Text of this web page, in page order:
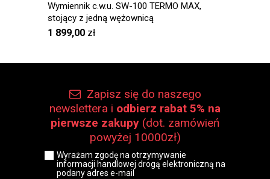
Wymiennik c.w.u. SW-100 TERMO MAX,
stojący z jedną wężownicą
1 899,00 zł
Zapisz się do naszego
newslettera i odbierz rabat 5% na
pierwsze zakupy (dot. zamówień
powyżej 10000zł)
Wyrażam zgodę na otrzymywanie
informacji handlowej drogą elektroniczną na
podany adres e-mail